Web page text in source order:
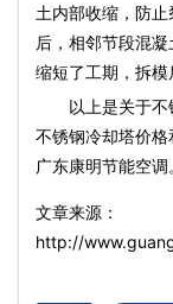
土内部收缩，防
后，相邻节段混
缩短了工期，拆模
以上是关于不锈
不锈钢冷却塔价
广东康明节能空调
文章来源：
http://